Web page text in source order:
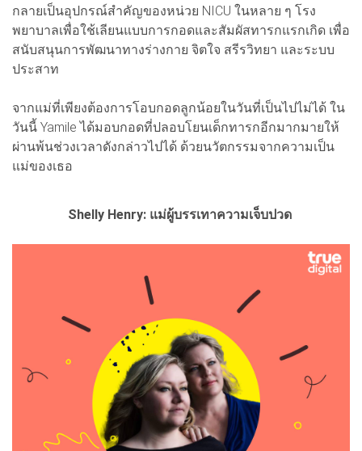
กลายเป็นอุปกรณ์สำคัญของหน่วย NICU ในหลาย ๆ โรง
พยาบาลเพื่อใช้เลียนแบบการกอดและสัมผัสทารกแรกเกิด เพื่อ
สนับสนุนการพัฒนาทางร่างกาย จิตใจ สรีรวิทยา และระบบ
ประสาท
จากแม่ที่เพียงต้องการโอบกอดลูกน้อยในวันที่เป็นไปไม่ได้ ใน
วันนี้ Yamile ได้มอบกอดที่ปลอบโยนเด็กทารกอีกมากมายให้
ผ่านพ้นช่วงเวลาดังกล่าวไปได้ ด้วยนวัตกรรมจากความเป็น
แม่ของเธอ
Shelly Henry: แม่ผู้บรรเทาความเจ็บปวด